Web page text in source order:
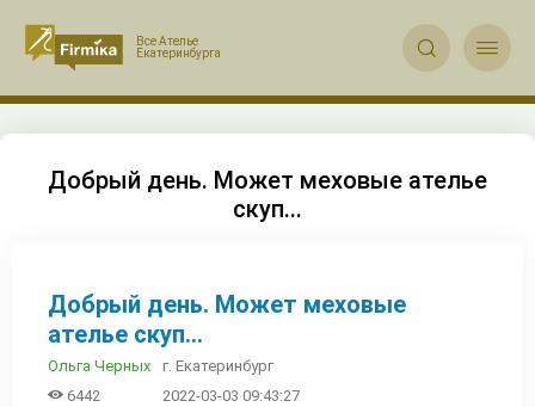
 
Добрый день. Может меховые ателье
скуп...
Добрый день. Может меховые
ателье скуп...
Ольга Черных г. Екатеринбург
 6442 2022-03-03 09:43:27